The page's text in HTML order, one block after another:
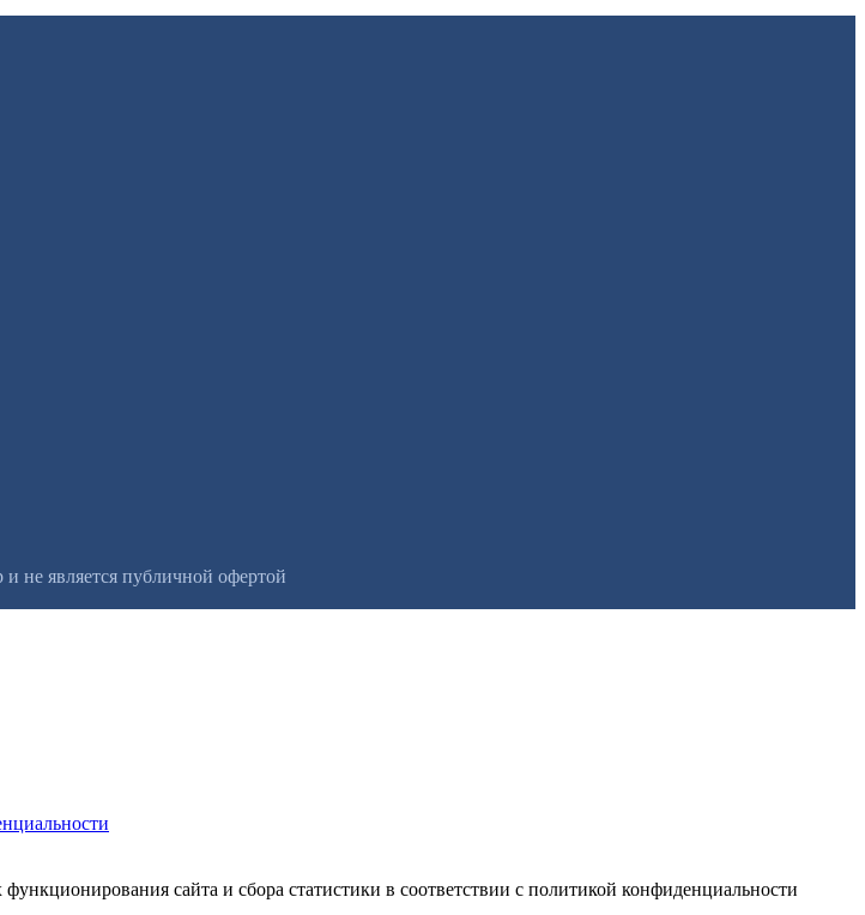
не является публичной офертой
сайта и сбора статистики в соответствии с политикой конфиденциальности